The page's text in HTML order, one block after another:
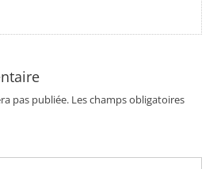
pas publiée. Les champs obligatoires